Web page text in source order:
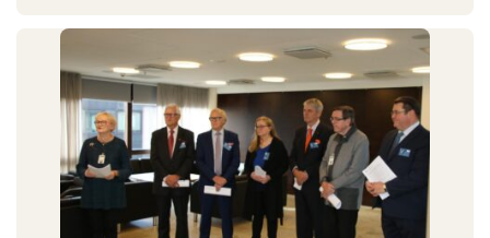
behöver
program